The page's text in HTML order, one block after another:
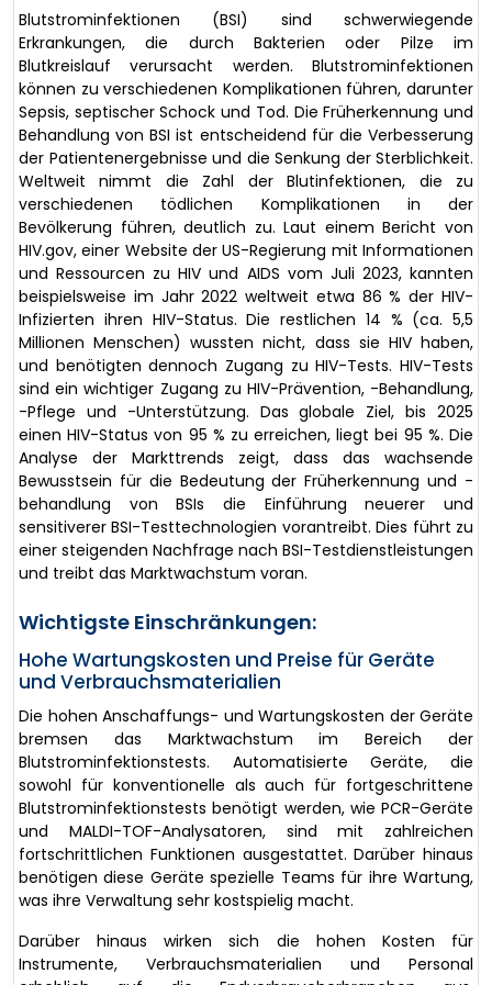
Blutstrominfektionen (BSI) sind schwerwiegende
Erkrankungen, die durch Bakterien oder Pilze im
Blutkreislauf verursacht werden. Blutstrominfektionen
können zu verschiedenen Komplikationen führen, darunter
Sepsis, septischer Schock und Tod. Die Früherkennung und
Behandlung von BSI ist entscheidend für die Verbesserung
der Patientenergebnisse und die Senkung der Sterblichkeit.
Weltweit nimmt die Zahl der Blutinfektionen, die zu
verschiedenen tödlichen Komplikationen in der
Bevölkerung führen, deutlich zu. Laut einem Bericht von
HIV.gov, einer Website der US-Regierung mit Informationen
und Ressourcen zu HIV und AIDS vom Juli 2023, kannten
beispielsweise im Jahr 2022 weltweit etwa 86 % der HIV-
Infizierten ihren HIV-Status. Die restlichen 14 % (ca. 5,5
Millionen Menschen) wussten nicht, dass sie HIV haben,
und benötigten dennoch Zugang zu HIV-Tests. HIV-Tests
sind ein wichtiger Zugang zu HIV-Prävention, -Behandlung,
-Pflege und -Unterstützung. Das globale Ziel, bis 2025
einen HIV-Status von 95 % zu erreichen, liegt bei 95 %. Die
Analyse der Markttrends zeigt, dass das wachsende
Bewusstsein für die Bedeutung der Früherkennung und -
behandlung von BSIs die Einführung neuerer und
sensitiverer BSI-Testtechnologien vorantreibt. Dies führt zu
einer steigenden Nachfrage nach BSI-Testdienstleistungen
und treibt das Marktwachstum voran.
Wichtigste Einschränkungen:
Hohe Wartungskosten und Preise für Geräte
und Verbrauchsmaterialien
Die hohen Anschaffungs- und Wartungskosten der Geräte
bremsen das Marktwachstum im Bereich der
Blutstrominfektionstests. Automatisierte Geräte, die
sowohl für konventionelle als auch für fortgeschrittene
Blutstrominfektionstests benötigt werden, wie PCR-Geräte
und MALDI-TOF-Analysatoren, sind mit zahlreichen
fortschrittlichen Funktionen ausgestattet. Darüber hinaus
benötigen diese Geräte spezielle Teams für ihre Wartung,
was ihre Verwaltung sehr kostspielig macht.
Darüber hinaus wirken sich die hohen Kosten für
Instrumente, Verbrauchsmaterialien und Personal